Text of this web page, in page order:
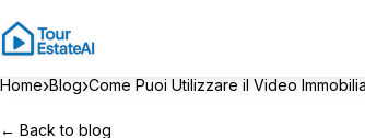
Home›Blog›Come Puoi Utilizzare il Video
← Back to blog